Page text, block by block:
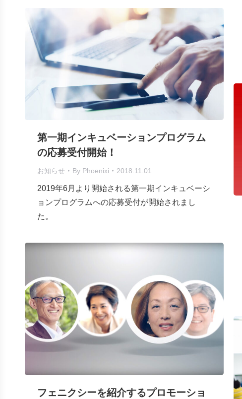
第一期インキュベーションプログラム
の応募受付開始！
お知らせ By Phoenixi 2018.11.01
2019年6月より開始される第一期インキュベーシ
ョンプログラムへの応募受付が開始されまし
た。
フェニクシーを紹介するプロモーショ